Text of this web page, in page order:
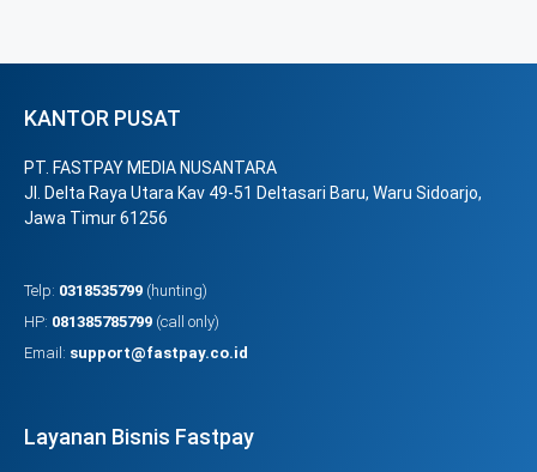
KANTOR PUSAT
PT. FASTPAY MEDIA NUSANTARA
Jl. Delta Raya Utara Kav 49-51 Deltasari Baru, Waru Sidoarjo,
Jawa Timur 61256
Telp: 0318535799 (hunting)
HP: 081385785799 (call only)
Email: support@fastpay.co.id
Layanan Bisnis Fastpay